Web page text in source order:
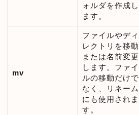
ォルダを作成し
ます。
mv
ファイルやディ
レクトリを移動
または名前変更
します。ファイ
ルの移動だけで
なく、リネーム
にも使用されま
す。